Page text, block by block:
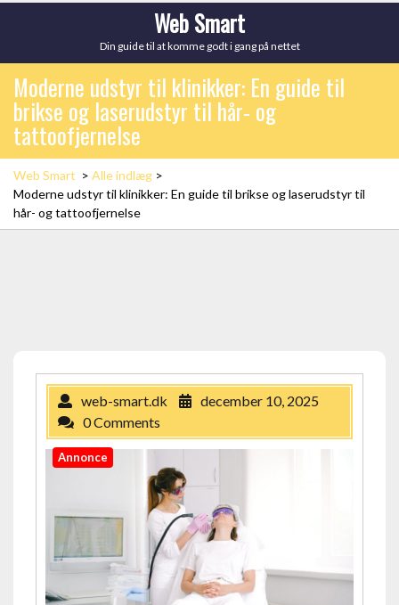
Web Smart
Din guide til at komme godt i gang på nettet
Moderne udstyr til klinikker: En guide til
brikse og laserudstyr til hår- og
tattoofjernelse
Web Smart > Alle indlæg >
Moderne udstyr til klinikker: En guide til brikse og laserudstyr til
hår- og tattoofjernelse
web-smart.dk
december 10, 2025
0 Comments
Annonce